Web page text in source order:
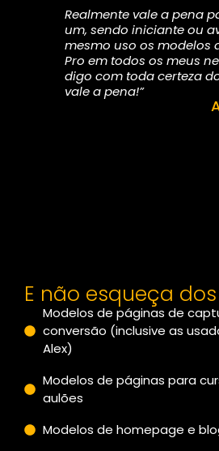
Realmente vale a pena
um, sendo iniciante ou
mesmo uso os modelos
Pro em todos os meus
digo com toda certeza
vale a pena!”
E não esqueça
Modelos de páginas de
conversão (inclusive as
Alex)
Modelos de páginas para
aulões
Modelos de homepage e